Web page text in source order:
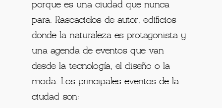
porque es una ciudad que nunca
para. Rascacielos de autor, edificios
donde la naturaleza es protagonista y
una agenda de eventos que van
desde la tecnología, el diseño o la
moda. Los principales eventos de la
ciudad son: